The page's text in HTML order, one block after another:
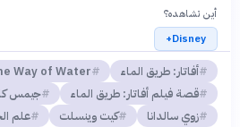
أين تشاهده؟
Disney+
أفاتار: طريق الماء
Way of Water
قصة فيلم أفاتار: طريق الماء
جيمس
زوي سالدانا
كيت وينسلت علم